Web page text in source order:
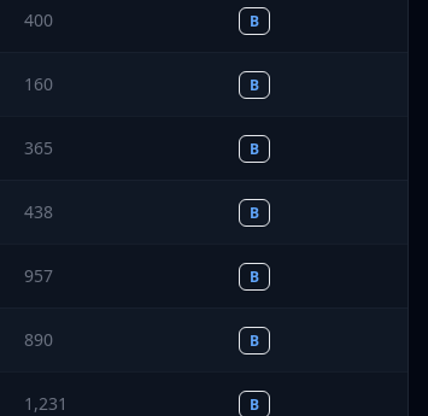
400 B
160 B
365 B
438 B
957 B
890 B
1,231 B